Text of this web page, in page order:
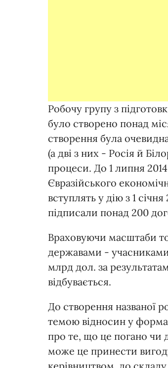
Робочу групу з
було створено понад
створення була
(а дві з них - Росія й
процеси. До 1 липня
Євразійського
вступлять у дію з 1
підписали понад 200
Враховуючи масштаби
державами -
млрд дол. за
відбувається.
До створення названої
темою відносин у
про те, що це погано чи
може це принести